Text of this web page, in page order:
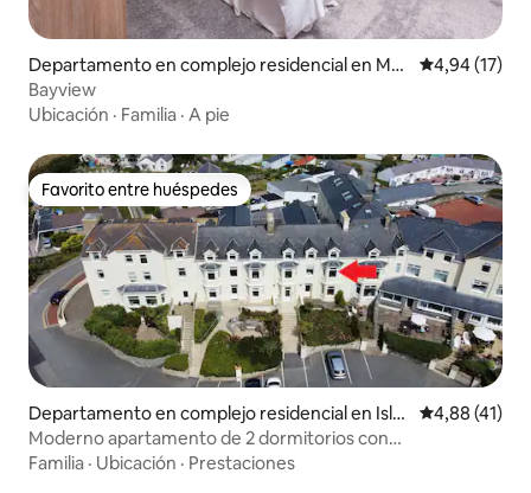
Departamento en complejo residencial en Mar
itime Quarter
Calificación
4,94 (17)
Bayview
Ubicación · Familia · A pie
Favorito entre huéspedes
Favorito entre huéspedes
Departamento en complejo residencial en Isle
of Anglesey
Calificación
4,88 (41)
Moderno apartamento de 2 dormitorios con
impresionantes vistas al mar.
Familia · Ubicación · Prestaciones